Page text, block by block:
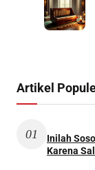
Artikel
01
Inilah
Karena